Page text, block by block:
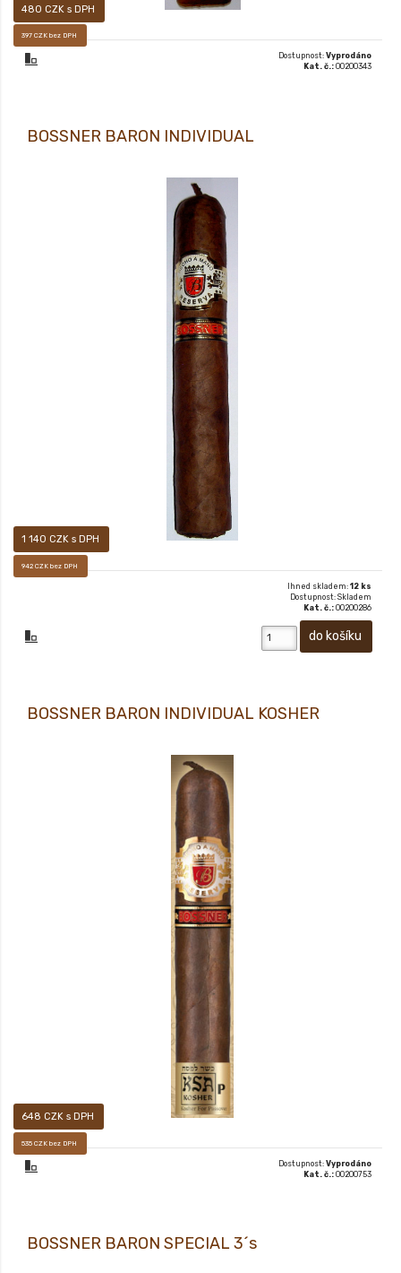
480 CZK s DPH
397 CZK bez DPH
Dostupnost:Vyprodáno
Kat. č.: 00200343
1 140 CZK s DPH
942 CZK bez DPH
BOSSNER BARON INDIVIDUAL
18+ Luxusní prémiový doutník typu long filler
Ihned skladem:12 ks
Dostupnost: Skladem
Kat. č.: 00200286
648 CZK s DPH
535 CZK bez DPH
BOSSNER BARON INDIVIDUAL KOSHER
Prodej pouze osobám starších 18-ti let! BARON INDIVIDUAL KOSHER
Dostupnost:Vyprodáno
Kat. č.: 00200753
BOSSNER BARON SPECIAL 3´s